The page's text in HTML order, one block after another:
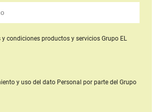
y condiciones productos y serviciosGrupo EL
y uso del dato Personal por parte del Grupo